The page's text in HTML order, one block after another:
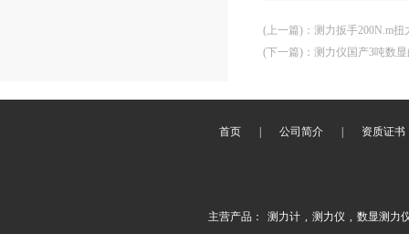
(上一篇) ： 测力扳手200N.m
(下一篇) ： 测力仪国产3吨数
首页 公司简介 资质证书
主营产品： 测力计 , 测力仪 , 数显测力